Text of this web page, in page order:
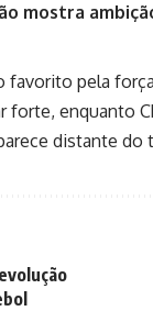
mostra
favorito pela
forte, enquanto
distante